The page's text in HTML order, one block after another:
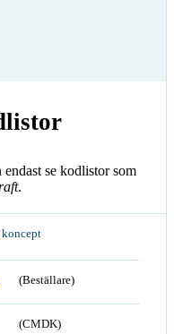
se kodlistor som
.
koncept
(Beställare)
(CMDK)